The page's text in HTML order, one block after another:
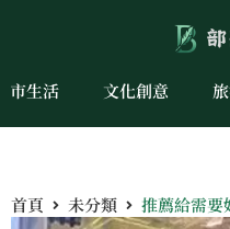
市生活 文化創意
首頁 未分類 推薦給需要